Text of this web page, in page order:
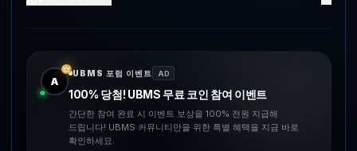
A
UBMS 포럼 이벤트 AD
100% 당첨! UBMS 무료 코인 참여 이벤트
간단한 참여 완료 시 이벤트 보상을 100% 전원 지급해
드립니다! UBMS 커뮤니티만을 위한 특별 혜택을 지금 바로
확인하세요.